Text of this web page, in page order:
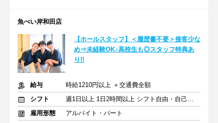
魚べい岸和田店
【ホールスタッフ】＜履歴書不要＞接客少な
め⇒未経験OK♪高校生も◎スタッフ特典あ
り!!
給与
時給1210円以上 ＋交通費全額
シフト
週1日以上 1日2時間以上 シフト自由・自己申告
雇用形態
アルバイト・パート